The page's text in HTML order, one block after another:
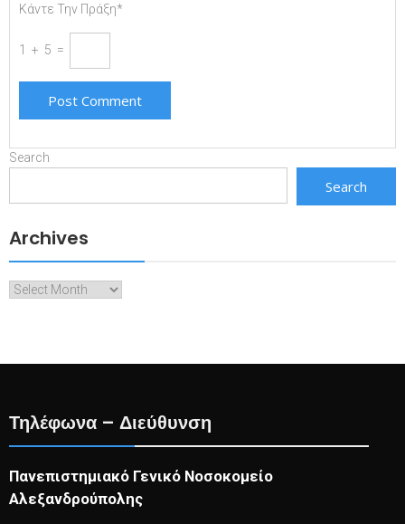
Κάντε Την Πράξη*
1 + 5 =
Search
Search
Archives
Archives
Τηλέφωνα – Διεύθυνση
Πανεπιστημιακό Γενικό Νοσοκομείο
Αλεξανδρούπολης